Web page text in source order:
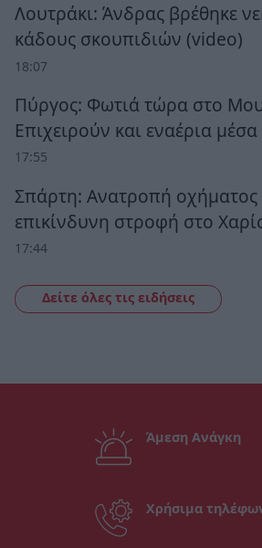
Λουτράκι: Άνδρας βρέθηκε
κάδους σκουπιδιών (video)
18:07
Πύργος: Φωτιά τώρα στο
Επιχειρούν και εναέρια
17:55
Σπάρτη: Ανατροπή οχήματος
επικίνδυνη στροφή στο
17:44
Δείτε όλες τις ειδήσεις
Άμεση Ανάγκη
Χρήσιμα